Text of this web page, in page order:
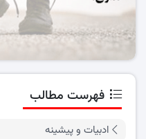
فهرست مطالب
ادبیات و پیشینه